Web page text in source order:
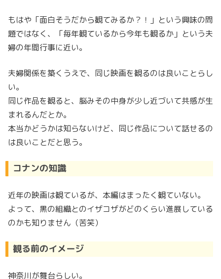
もはや「面白そうだから観てみるか？！」という興味の問
題ではなく、「毎年観ているから今年も観るか」という夫
婦の年間行事に近い。
夫婦関係を築くうえで、同じ映画を観るのは良いことらし
い。
同じ作品を観ると、脳みその中身が少し近づいて共感が生
まれるんだとか。
本当かどうかは知らないけど、同じ作品について話せるの
は良いことだと思う。
コナンの知識
近年の映画は観ているが、本編はまったく観ていない。
よって、黒の組織とのイザコザがどのくらい進展している
のかも知りません（苦笑）
観る前のイメージ
神奈川が舞台らしい。